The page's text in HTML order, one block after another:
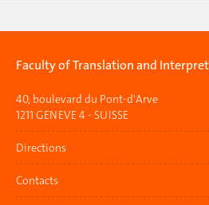
Faculty of Translation and
40, boulevard du Pont-d'Arve
1211 GENEVE 4 - SUISSE
Directions
Contacts